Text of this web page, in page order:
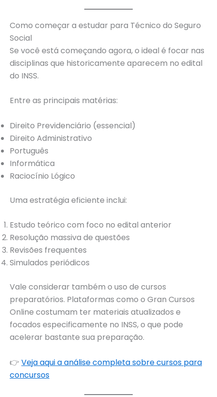
Como começar a estudar para Técnico do Seguro
Social
Se você está começando agora, o ideal é focar nas
disciplinas que historicamente aparecem no edital
do INSS.
Entre as principais matérias:
Direito Previdenciário (essencial)
Direito Administrativo
Português
Informática
Raciocínio Lógico
Uma estratégia eficiente inclui:
Estudo teórico com foco no edital anterior
Resolução massiva de questões
Revisões frequentes
Simulados periódicos
Vale considerar também o uso de cursos
preparatórios. Plataformas como o Gran Cursos
Online costumam ter materiais atualizados e
focados especificamente no INSS, o que pode
acelerar bastante sua preparação.
👉 Veja aqui a análise completa sobre cursos para
concursos